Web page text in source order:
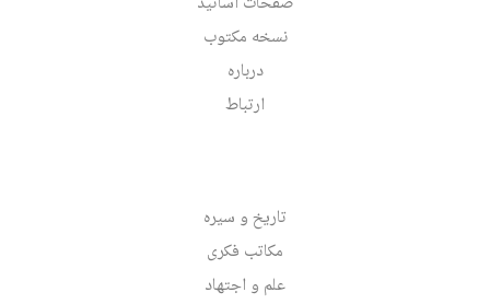
نسخه مکتوب
درباره
ارتباط
تاریخ و سیره
مکاتب فکری
علم و اجتهاد